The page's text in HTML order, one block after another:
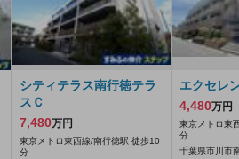
シティテラス南行徳テラ
スＣ
7,480万円
東京メトロ東西線/南行徳駅 徒歩10
分
エクセレ
4,480万円
東京メトロ東
分
千葉県市川市